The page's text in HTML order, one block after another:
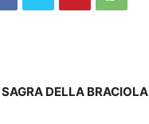
DELLA BRACIOLA